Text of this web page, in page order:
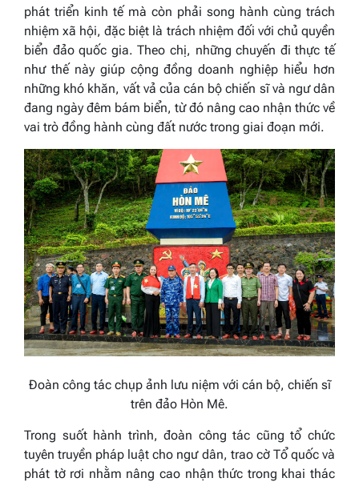
phát triển kinh tế mà còn phải song hành cùng trách
nhiệm xã hội, đặc biệt là trách nhiệm đối với chủ quyền
biển đảo quốc gia. Theo chị, những chuyến đi thực tế
như thế này giúp cộng đồng doanh nghiệp hiểu hơn
những khó khăn, vất vả của cán bộ chiến sĩ và ngư dân
đang ngày đêm bám biển, từ đó nâng cao nhận thức về
vai trò đồng hành cùng đất nước trong giai đoạn mới.
Đoàn công tác chụp ảnh lưu niệm với cán bộ, chiến sĩ
trên đảo Hòn Mê.
Trong suốt hành trình, đoàn công tác cũng tổ chức
tuyên truyền pháp luật cho ngư dân, trao cờ Tổ quốc và
phát tờ rơi nhằm nâng cao nhận thức trong khai thác